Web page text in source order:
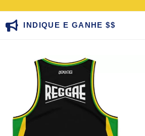
INDIQUE E GANHE $$